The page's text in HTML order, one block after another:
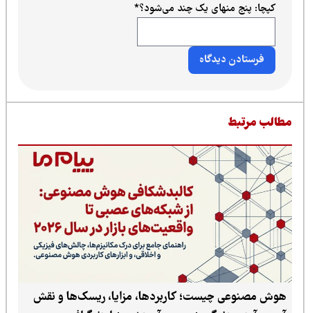
کپچا: پنج منهای یک چند می‌شود؟*
مرتبط
هوش مصنوعی چیست؛ کاربردها، مزایا، ریسک‌ها و نقش